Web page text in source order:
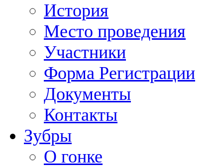
История
Место проведения
Участники
Форма Регистрации
Документы
Контакты
Зубры
О гонке